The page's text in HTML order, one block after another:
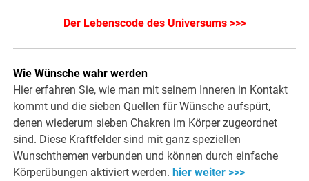
Der Lebenscode des Universums >>>
Wie Wünsche wahr werden
Hier erfahren Sie, wie man mit seinem Inneren in Kontakt
kommt und die sieben Quellen für Wünsche aufspürt,
denen wiederum sieben Chakren im Körper zugeordnet
sind. Diese Kraftfelder sind mit ganz speziellen
Wunschthemen verbunden und können durch einfache
Körperübungen aktiviert werden. hier weiter >>>